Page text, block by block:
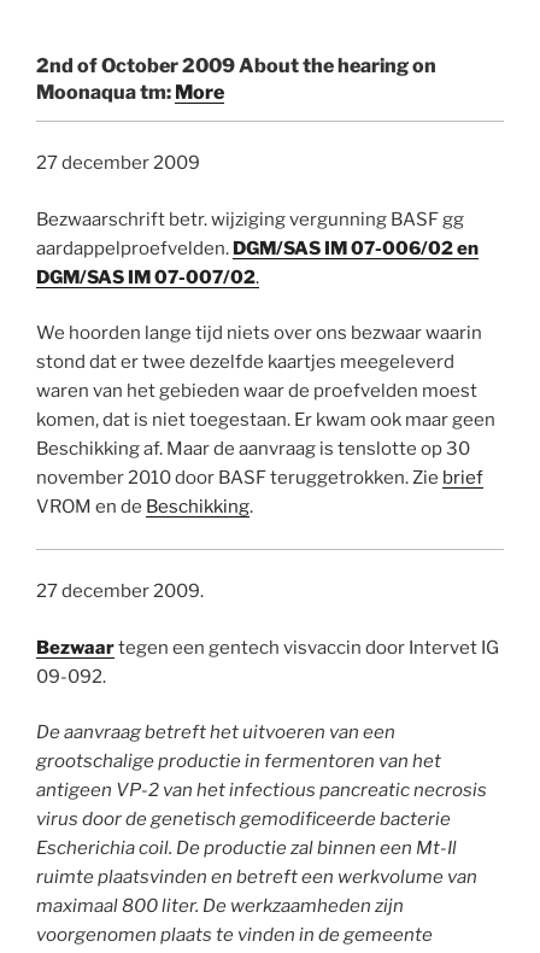
2nd of October 2009 About the hearing on
Moonaqua tm: More
27 december 2009
Bezwaarschrift betr. wijziging vergunning BASF gg
aardappelproefvelden. DGM/SAS IM 07-006/02 en
DGM/SAS IM 07-007/02.
We hoorden lange tijd niets over ons bezwaar waarin
stond dat er twee dezelfde kaartjes meegeleverd
waren van het gebieden waar de proefvelden moest
komen, dat is niet toegestaan. Er kwam ook maar geen
Beschikking af. Maar de aanvraag is tenslotte op 30
november 2010 door BASF teruggetrokken. Zie brief
VROM en de Beschikking.
27 december 2009.
Bezwaartegen een gentech visvaccin door Intervet IG
09-092.
De aanvraag betreft het uitvoeren van een
grootschalige productie in fermentoren van het
antigeen VP-2 van het infectious pancreatic necrosis
virus door de genetisch gemodificeerde bacterie
Escherichia coil. De productie zal binnen een Mt-Il
ruimte plaatsvinden en betreft een werkvolume van
maximaal 800 liter. De werkzaamheden zijn
voorgenomen plaats te vinden in de gemeente